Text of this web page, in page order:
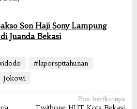
Son Haji Sony Lampung
Juanda Bekasi
#laporspttahunan
Jokowi
Pos berikutnya